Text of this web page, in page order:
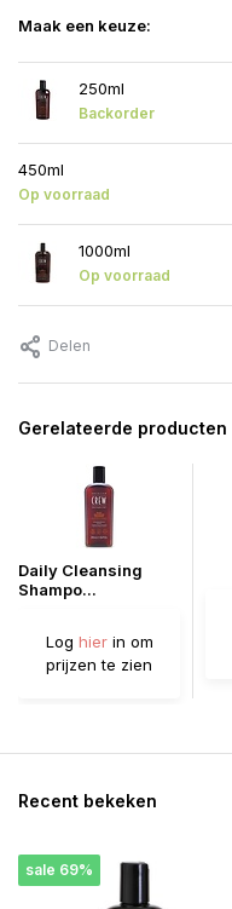
Maak een keuze:
250ml
Backorder
450ml
Op voorraad
1000ml
Op voorraad
Delen
Gerelateerde producten
Daily Cleansing
Shampo...
Log hierin om
prijzen te zien
Recent bekeken
sale 69%